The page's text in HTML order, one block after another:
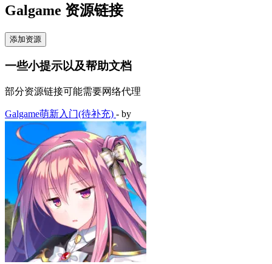
Galgame 资源链接
添加资源
一些小提示以及帮助文档
部分资源链接可能需要网络代理
Galgame萌新入门(待补充) - by